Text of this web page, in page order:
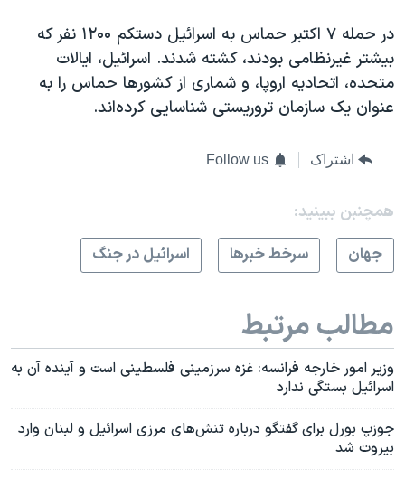
در حمله ۷ اکتبر حماس به اسرائیل دستکم ۱۲۰۰ نفر که
بیشتر غیرنظامی بودند، کشته شدند. اسرائیل، ایالات
متحده، اتحادیه اروپا، و شماری از کشورها حماس را به
عنوان یک سازمان تروریستی شناسایی کرده‌اند.
اشتراک Follow us
همچنبن ببینید:
جهان
سرخط خبرها اسرائیل در جنگ
مطالب مرتبط
وزیر امور خارجه فرانسه: غزه سرزمینی فلسطینی است و آینده آن به
اسرائیل بستگی ندارد
جوزپ بورل برای گفتگو درباره تنش‌های مرزی اسرائیل و لبنان وارد
بیروت شد